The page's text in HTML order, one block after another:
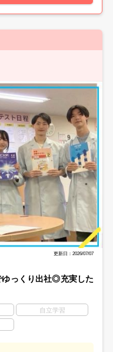
更新日：2026/07/07
ゆっくり出社◎充実した
自立学習